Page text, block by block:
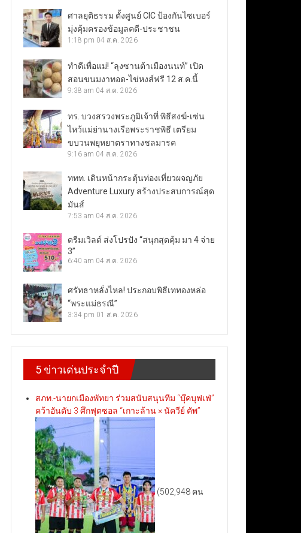
ศาลยุติธรรม ตั้งศูนย์ CIC ป้องกันไซเบอร์
มุ่งคุ้มครองข้อมูลคดี-ประชาชน
1:18 pm 04 ส.ค. 2026
ทำดีเพื่อแม่! “ลุงซานต้าเมืองนนท์” เปิด
สอนขนมงาทอด-ไข่หงส์ฟรี 12 ส.ค.นี้
9:38 am 04 ส.ค. 2026
ทร. บวงสรวงพระภูมิเจ้าที่ พิธีสงฆ์-เซ่น
ไหว้แม่ย่านางเรือพระราชพิธี เตรียม
ขบวนพยุหยาตราทางชลมารค
9:16 am 04 ส.ค. 2026
ททท. เดินหน้ากระตุ้นท่องเที่ยวผจญภัย
Adventure Luxury สร้างประสบการณ์สุด
มันส์
7:53 am 04 ส.ค. 2026
ดรีมเวิลด์ ส่งโปรปัง “สนุกสุดคุ้ม มา 4 จ่าย
3”
6:40 am 04 ส.ค. 2026
ศรัทธาหลั่งไหล! ประกอบพิธีเททองหล่อ
“พระแม่ธรณี”
3:34 pm 01 ส.ค. 2026
5 ข่าวเด่นประจำปี
สภท.-นายกเมืองพัทยา ร่วมสนับสนุนทีม “บุ๊คบุฟเฟ่”
คว้าอันดับ 3 ศึกฟุตซอล “เกาะล้าน × นัควีย์ คัพ”
(502,948 คน